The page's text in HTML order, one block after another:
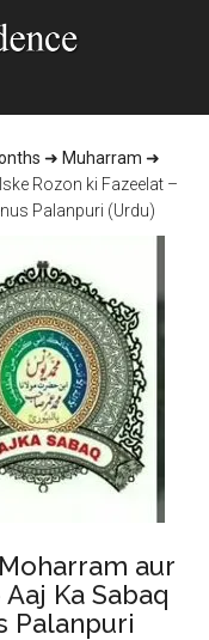
➜ Muharram ➜
Rozon ki Fazeelat –
Palanpuri (Urdu)
aur
Ka Sabaq
Palanpuri